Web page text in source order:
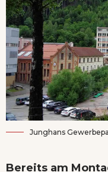
Junghans
Bereits am